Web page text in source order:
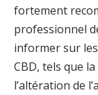
fortement
professionnel
informer sur
CBD, tels que
l’altération de